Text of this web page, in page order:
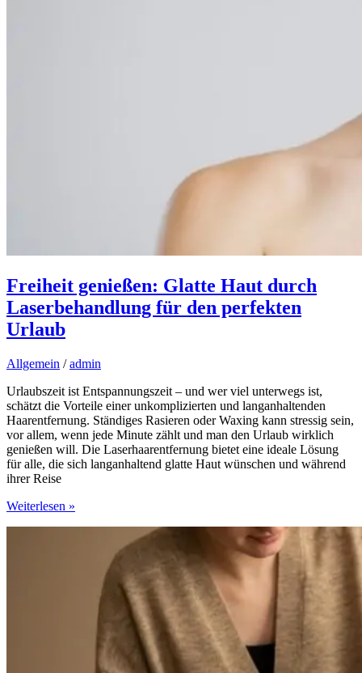
Freiheit genießen: Glatte Haut durch
Laserbehandlung für den perfekten
Urlaub
Allgemein /admin
Urlaubszeit ist Entspannungszeit – und wer viel unterwegs ist,
schätzt die Vorteile einer unkomplizierten und langanhaltenden
Haarentfernung. Ständiges Rasieren oder Waxing kann stressig sein,
vor allem, wenn jede Minute zählt und man den Urlaub wirklich
genießen will. Die Laserhaarentfernung bietet eine ideale Lösung
für alle, die sich langanhaltend glatte Haut wünschen und während
ihrer Reise
Freiheit
Weiterlesen »